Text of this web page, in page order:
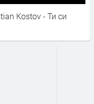
Kostov - Ти си